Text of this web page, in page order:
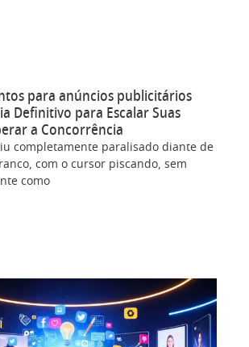
para anúncios publicitários
Definitivo para Escalar Suas
a Concorrência
completamente paralisado diante de
com o cursor piscando, sem
como